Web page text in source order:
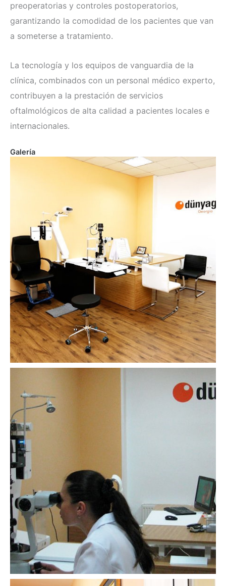
preoperatorias y controles postoperatorios,
garantizando la comodidad de los pacientes que van
a someterse a tratamiento.
La tecnología y los equipos de vanguardia de la
clínica, combinados con un personal médico experto,
contribuyen a la prestación de servicios
oftalmológicos de alta calidad a pacientes locales e
internacionales.
Galería